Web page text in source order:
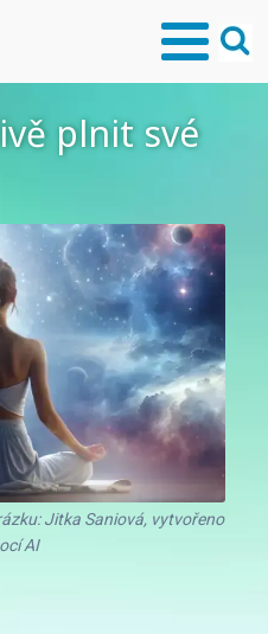
plnit své
Jitka Saniová, vytvořeno
AI